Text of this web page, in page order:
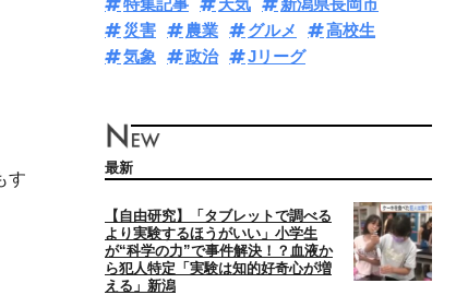
す
特集記事
天気
新潟県長岡市
災害
農業 グルメ
高校生
気象
政治 Jリーグ
最新
【自由研究】「タブレットで調べる
より実験するほうがいい」小学生
が“科学の力”で事件解決！？血液か
ら犯人特定「実験は知的好奇心が増
える」新潟